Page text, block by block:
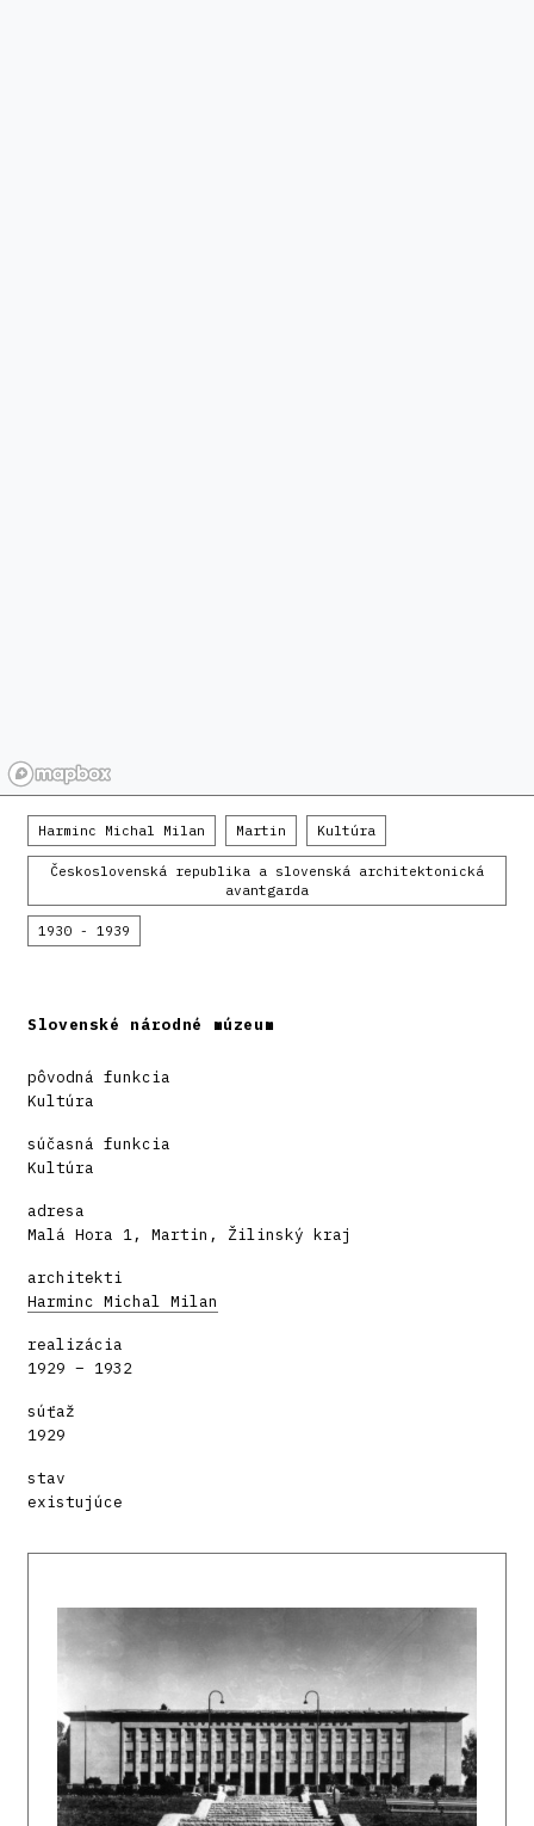
Harminc Michal Milan Martin Kultúra
Československá republika a slovenská architektonická
avantgarda
1930 - 1939
Slovenské národné múzeum
pôvodná funkcia
Kultúra
súčasná funkcia
Kultúra
adresa
Malá Hora 1, Martin, Žilinský kraj
architekti
Harminc Michal Milan
realizácia
1929 – 1932
súťaž
1929
stav
existujúce